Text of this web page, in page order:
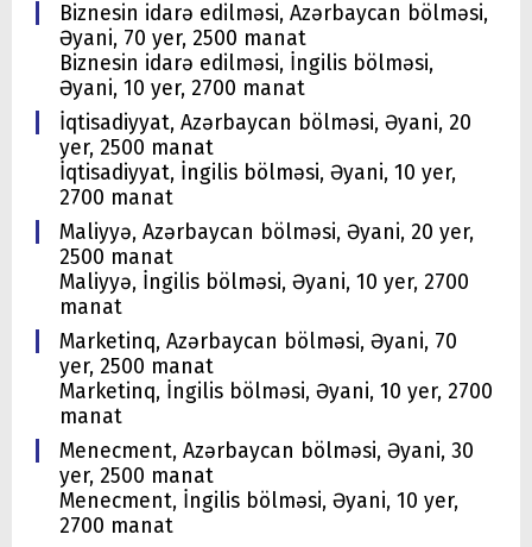
Biznesin idarə edilməsi, Azərbaycan bölməsi,
Əyani, 70 yer, 2500 manat
Biznesin idarə edilməsi, İngilis bölməsi,
Əyani, 10 yer, 2700 manat
İqtisadiyyat, Azərbaycan bölməsi, Əyani, 20
yer, 2500 manat
İqtisadiyyat, İngilis bölməsi, Əyani, 10 yer,
2700 manat
Maliyyə, Azərbaycan bölməsi, Əyani, 20 yer,
2500 manat
Maliyyə, İngilis bölməsi, Əyani, 10 yer, 2700
manat
Marketinq, Azərbaycan bölməsi, Əyani, 70
yer, 2500 manat
Marketinq, İngilis bölməsi, Əyani, 10 yer, 2700
manat
Menecment, Azərbaycan bölməsi, Əyani, 30
yer, 2500 manat
Menecment, İngilis bölməsi, Əyani, 10 yer,
2700 manat